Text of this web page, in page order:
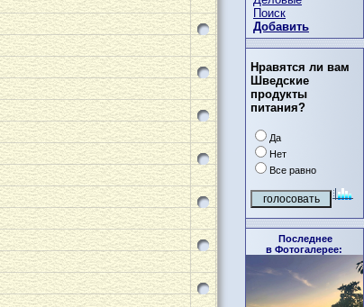
Поиск
Добавить
Нравятся ли вам
Шведские
продукты
питания?
Да
Нет
Все равно
Последнее
в Фотогалерее: